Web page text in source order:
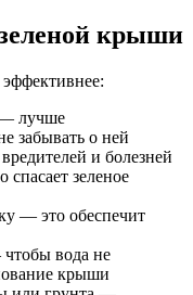
крыши
— лучше
забывать о ней
и болезней
зеленое
— это обеспечит
вода не
крыши